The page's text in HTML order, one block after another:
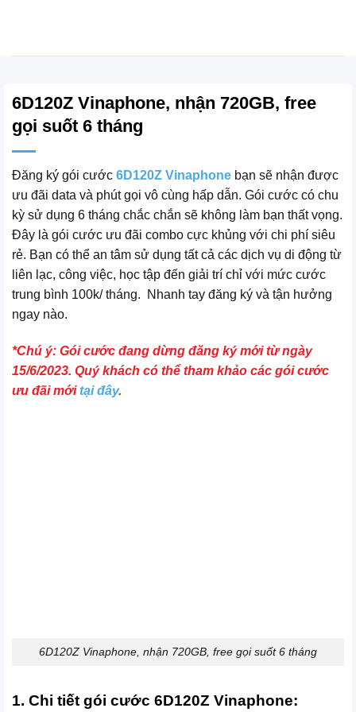
6D120Z Vinaphone, nhận 720GB, free
gọi suốt 6 tháng
Đăng ký gói cước 6D120Z Vinaphone bạn sẽ nhận được
ưu đãi data và phút gọi vô cùng hấp dẫn. Gói cước có chu
kỳ sử dụng 6 tháng chắc chắn sẽ không làm bạn thất vọng.
Đây là gói cước ưu đãi combo cực khủng với chi phí siêu
rẻ. Bạn có thể an tâm sử dụng tất cả các dịch vụ di động từ
liên lạc, công việc, học tập đến giải trí chỉ với mức cước
trung bình 100k/ tháng. Nhanh tay đăng ký và tận hưởng
ngay nào.
*Chú ý: Gói cước đang dừng đăng ký mới từ ngày
15/6/2023. Quý khách có thể tham khảo các gói cước
ưu đãi mớitại đây.
6D120Z Vinaphone, nhận 720GB, free gọi suốt 6 tháng
1. Chi tiết gói cước 6D120Z Vinaphone: